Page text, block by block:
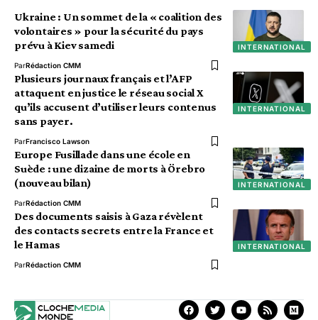
INTERNATIONAL
Ukraine : Un sommet de la « coalition des
volontaires » pour la sécurité du pays
prévu à Kiev samedi
ParRédaction CMM
INTERNATIONAL
Plusieurs journaux français et l’AFP
attaquent en justice le réseau social X
qu’ils accusent d’utiliser leurs contenus
sans payer.
ParFrancisco Lawson
INTERNATIONAL
Europe Fusillade dans une école en
Suède : une dizaine de morts à Örebro
(nouveau bilan)
ParRédaction CMM
INTERNATIONAL
Des documents saisis à Gaza révèlent
des contacts secrets entre la France et
le Hamas
ParRédaction CMM